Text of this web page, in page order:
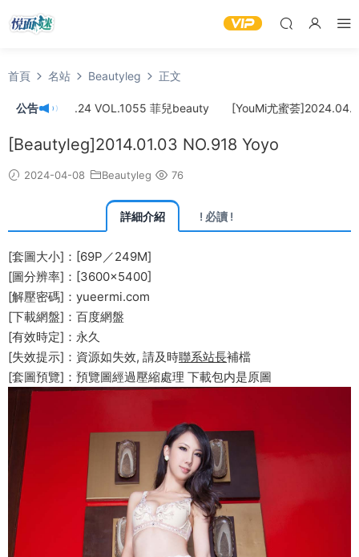
首頁 名站 Beautyleg 正文
公告
]2024.04.24 VOL.1055 菲兒beauty [YouMi尤蜜荟]2024.04.22
[Beautyleg]2014.01.03 NO.918 Yoyo
2024-04-08 Beautyleg 76
詳細介紹 ! 必讀 !
[套圖大小]：[69P／249M]
[圖分辨率]：[3600×5400]
[解壓密碼]：yueermi.com
[下載網盤]：百度網盤
[有效時定]：永久
[失效提示]：資源如失效, 請及時聯系站長補檔
[套圖預覽]：預覽圖經過壓縮處理 下載包内是原圖